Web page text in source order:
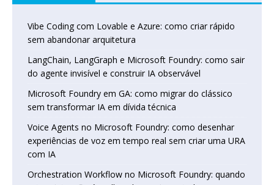
Vibe Coding com Lovable e Azure: como criar rápido
sem abandonar arquitetura
LangChain, LangGraph e Microsoft Foundry: como sair
do agente invisível e construir IA observável
Microsoft Foundry em GA: como migrar do clássico
sem transformar IA em dívida técnica
Voice Agents no Microsoft Foundry: como desenhar
experiências de voz em tempo real sem criar uma URA
com IA
Orchestration Workflow no Microsoft Foundry: quando